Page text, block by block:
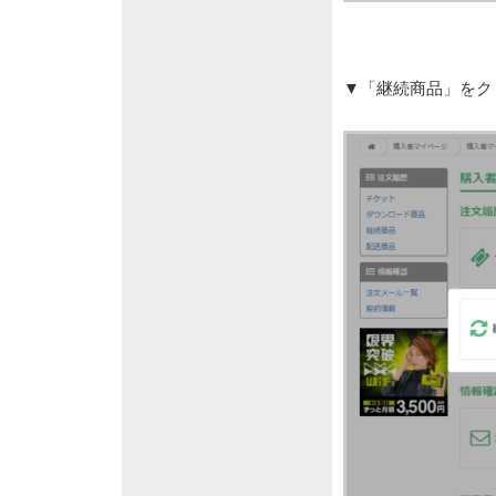
▼「継続商品」をク